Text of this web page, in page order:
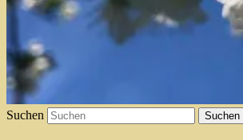
Suchen